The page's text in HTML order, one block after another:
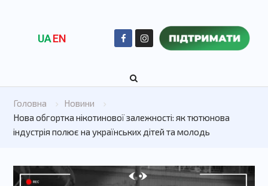
UAEN
Головна
Новини
Нова обгортка нікотинової залежності: як тютюнова
індустрія полює на українських дітей та молодь